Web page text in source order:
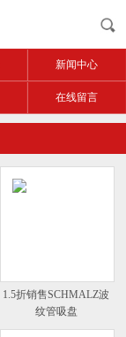
新闻中心
在线留言
1.5折销售SCHMALZ波
纹管吸盘